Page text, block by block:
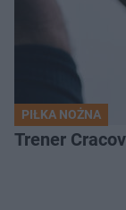
PIŁKA NOŻNA
Trener